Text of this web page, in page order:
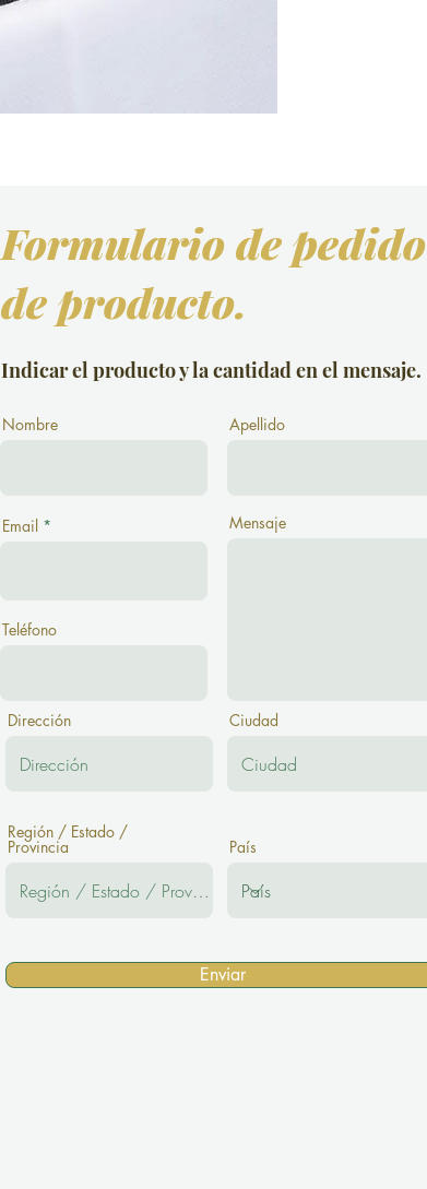
Formulario de pedido
de producto.
Indicar el producto y la cantidad en el mensaje.
Nombre Apellido
Email
Teléfono
Mensaje
Dirección Ciudad
Región / Estado /
Provincia País
Enviar